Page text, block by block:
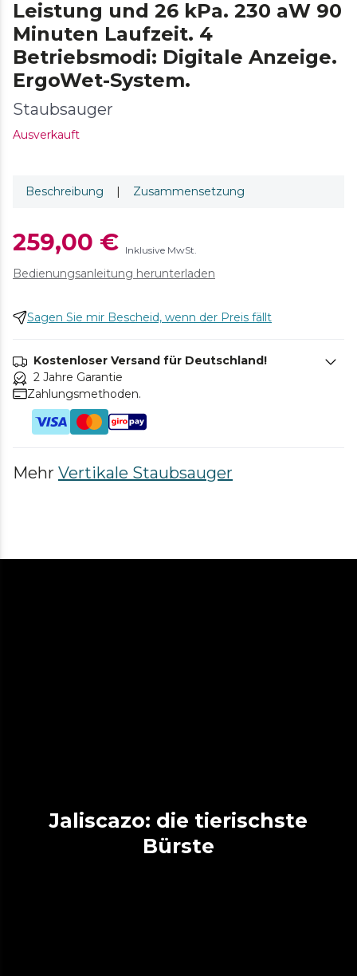
Leistung und 26 kPa. 230 aW 90
Minuten Laufzeit. 4
Betriebsmodi: Digitale Anzeige.
ErgoWet-System.
Staubsauger
Ausverkauft
Beschreibung | Zusammensetzung
259,00 € Inklusive MwSt.
Bedienungsanleitung herunterladen
Sagen Sie mir Bescheid, wenn der Preis fällt
Kostenloser Versand für Deutschland!
2 Jahre Garantie
Zahlungsmethoden.
Mehr Vertikale Staubsauger
Jaliscazo: die tierischste
Bürste